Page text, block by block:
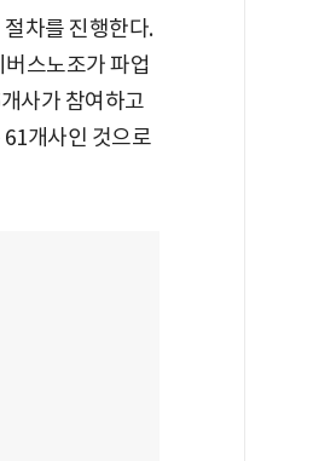
차를 진행한다.
스노조가 파업
사가 참여하고
개사인 것으로